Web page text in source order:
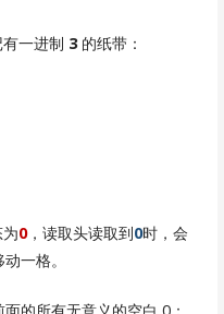
一进制 3的纸带：
0，读取头读取到0时，会
一格。